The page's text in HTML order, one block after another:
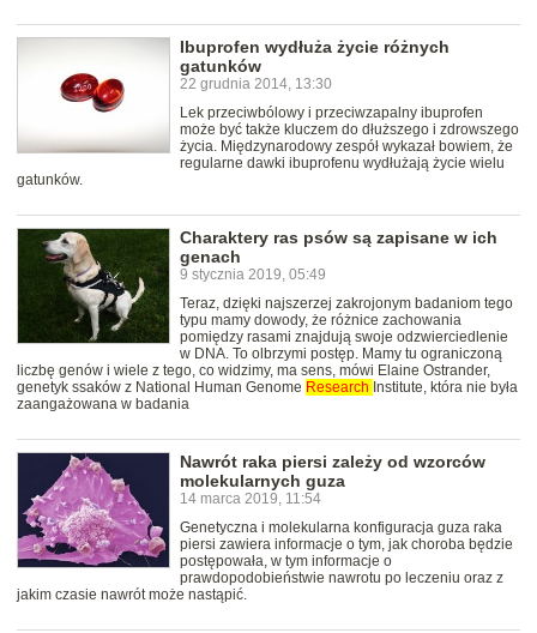
Ibuprofen wydłuża życie różnych
gatunków
22 grudnia 2014, 13:30
Lek przeciwbólowy i przeciwzapalny ibuprofen
może być także kluczem do dłuższego i zdrowszego
życia. Międzynarodowy zespół wykazał bowiem, że
regularne dawki ibuprofenu wydłużają życie wielu
gatunków.
Charaktery ras psów są zapisane w ich
genach
9 stycznia 2019, 05:49
Teraz, dzięki najszerzej zakrojonym badaniom tego
typu mamy dowody, że różnice zachowania
pomiędzy rasami znajdują swoje odzwierciedlenie
w DNA. To olbrzymi postęp. Mamy tu ograniczoną
liczbę genów i wiele z tego, co widzimy, ma sens, mówi Elaine Ostrander,
genetyk ssaków z National Human Genome Research Institute, która nie była
zaangażowana w badania
Nawrót raka piersi zależy od wzorców
molekularnych guza
14 marca 2019, 11:54
Genetyczna i molekularna konfiguracja guza raka
piersi zawiera informacje o tym, jak choroba będzie
postępowała, w tym informacje o
prawdopodobieństwie nawrotu po leczeniu oraz z
jakim czasie nawrót może nastąpić.